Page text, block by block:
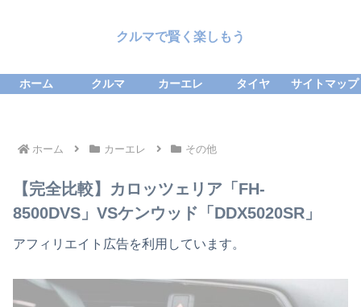
クルマで賢く楽しもう
ホーム クルマ カーエレ タイヤ サイトマップ
ホーム カーエレ その他
【完全比較】カロッツェリア「FH-
8500DVS」VSケンウッド「DDX5020SR」
アフィリエイト広告を利用しています。